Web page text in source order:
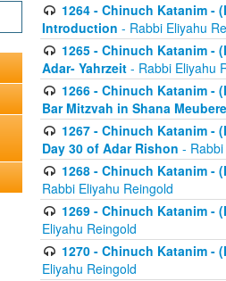
1264 - Chinuch Katanim -
Introduction - Rabbi Eliyahu
1265 - Chinuch Katanim -
Adar- Yahrzeit - Rabbi Eliyahu
1266 - Chinuch Katanim -
Bar Mitzvah in Shana
1267 - Chinuch Katanim -
Day 30 of Adar Rishon -
1268 - Chinuch Katanim -
Rabbi Eliyahu Reingold
1269 - Chinuch Katanim -
Eliyahu Reingold
1270 - Chinuch Katanim -
Eliyahu Reingold